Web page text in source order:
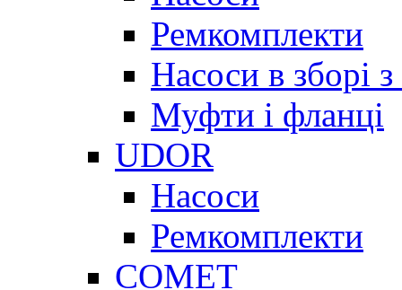
Ремкомплекти
Насоси в зборі
Муфти і фланці
UDOR
Насоси
Ремкомплекти
COMET